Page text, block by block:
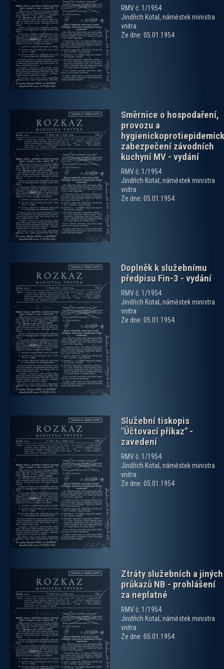
RMV č. 1/1954
Jindřich Kotal, náměstek ministra
vnitra
Ze dne: 05.01.1954
Směrnice o hospodaření,
provozu a
zabezpečení závodních
kuchyní MV - vydání
RMV č. 1/1954
Jindřich Kotal, náměstek ministra
vnitra
Ze dne: 05.01.1954
zobrazit PDF dokument
Doplněk k služebnímu
předpisu Fin-3 - vydání
RMV č. 1/1954
Jindřich Kotal, náměstek ministra
vnitra
Ze dne: 05.01.1954
zobrazit PDF dokument
Služební tiskopis
"Účtovací příkaz" -
zavedení
RMV č. 1/1954
Jindřich Kotal, náměstek ministra
vnitra
Ze dne: 05.01.1954
zobrazit PDF dokument
Ztráty služebních a jiných
průkazů NB - prohlášení
za neplatné
RMV č. 1/1954
Jindřich Kotal, náměstek ministra
vnitra
Ze dne: 05.01.1954
zobrazit PDF dokument
zobrazit PDF dokument